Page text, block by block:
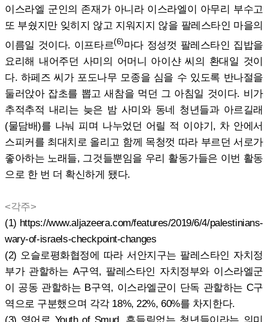
이스라엘 군인의 존재가 아니라 이스라엘이 아무리 부수고
또 부쉈지만 잊히지 않고 지워지지 않을 팔레스타인 마을의
이름일 것이다. 이프타르(6)마다 정성껏 팔레스타인 집밥을
요리해 내어주던 사미의 어머니 아이샨 씨의 환대일 것이
다. 하페즈 씨가 포도나무 모종을 심을 수 있도록 반나절을
둘러앉아 잡초를 뽑고 새참을 먹던 그 아침일 것이다. 비가
추적추적 내리는 늦은 밤 사미와 동네 청년들과 아르길래
(물담배)를 나눠 피며 나누었던 어릴 적 이야기, 차 안에서
스피커를 최대치로 올리고 함께 목청껏 따라 부르던 서로가
좋아하는 노래들, 그것들뿐임을 우리 활동가들은 이번 활동
으로 한 번 더 확신하게 됐다.
<각주>
(1) https://www.aljazeera.com/features/2019/6/4/palestinians-
wary-of-israels-checkpoint-changes
(2) 오슬로평화협정에 따라 서안지구는 팔레스타인 자치정
부가 관할하는 A구역, 팔레스타인 자치정부와 이스라엘군
이 공동 관할하는 B구역, 이스라엘군이 단독 관할하는 C구
역으로 구분했으며 각각 18%, 22%, 60%를 차지한다.